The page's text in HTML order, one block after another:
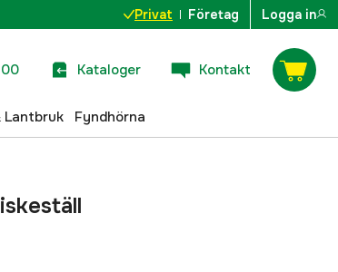
Privat Företag Logga in
Kataloger Kontakt
Lantbruk Fyndhörna